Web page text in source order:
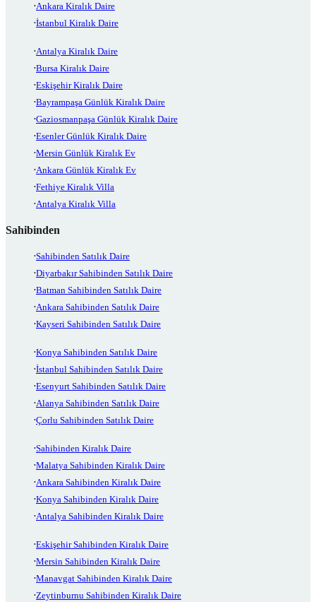
Ankara Kiralık Daire
İstanbul Kiralık Daire
Antalya Kiralık Daire
Bursa Kiralık Daire
Eskişehir Kiralık Daire
Bayrampaşa Günlük Kiralık Daire
Gaziosmanpaşa Günlük Kiralık Daire
Esenler Günlük Kiralık Daire
Mersin Günlük Kiralık Ev
Ankara Günlük Kiralık Ev
Fethiye Kiralık Villa
Antalya Kiralık Villa
Sahibinden
Sahibinden Satılık Daire
Diyarbakır Sahibinden Satılık Daire
Batman Sahibinden Satılık Daire
Ankara Sahibinden Satılık Daire
Kayseri Sahibinden Satılık Daire
Konya Sahibinden Satılık Daire
İstanbul Sahibinden Satılık Daire
Esenyurt Sahibinden Satılık Daire
Alanya Sahibinden Satılık Daire
Çorlu Sahibinden Satılık Daire
Sahibinden Kiralık Daire
Malatya Sahibinden Kiralık Daire
Ankara Sahibinden Kiralık Daire
Konya Sahibinden Kiralık Daire
Antalya Sahibinden Kiralık Daire
Eskişehir Sahibinden Kiralık Daire
Mersin Sahibinden Kiralık Daire
Manavgat Sahibinden Kiralık Daire
Zeytinburnu Sahibinden Kiralık Daire